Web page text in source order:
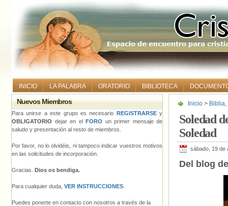
INICIO LA PALABRA ORATORIO BIBLIOTECA
Inicio > Biblia,
Soledad
Soledad
sábado, 19 de
Del blog
Nuevos Miembros
Para unirse a este grupo es necesario REGISTRARSEy
OBLIGATORIO dejar en el FORO un primer mensaje de
saludo y presentación al resto de miembros.
Por favor, no lo olvidéis, ni tampoco indicar vuestros motivos
en las solicitudes de incorporación.
Gracias. Dios os bendiga.
Para cualquier duda, VER INSTRUCCIONES
Puedes ponerte en contacto con nosotros a través de la